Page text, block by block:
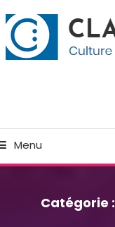
Menu
Catégorie :